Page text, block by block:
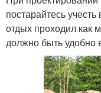
постарайтесь
отдых проходил как
должно быть удобно